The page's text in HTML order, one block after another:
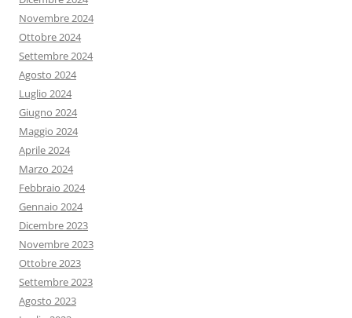
Novembre 2024
Ottobre 2024
Settembre 2024
Agosto 2024
Luglio 2024
Giugno 2024
Maggio 2024
Aprile 2024
Marzo 2024
Febbraio 2024
Gennaio 2024
Dicembre 2023
Novembre 2023
Ottobre 2023
Settembre 2023
Agosto 2023